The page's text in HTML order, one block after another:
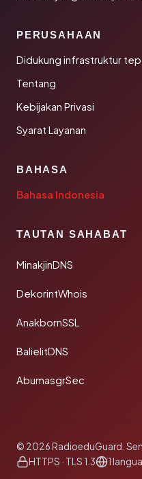
PERUSAHAAN
Didukung infrastruktur
Tentang
Kebijakan Privasi
Syarat Layanan
BAHASA
Bahasa Indonesia
TAUTAN SAHABAT
MinakjinDNS
DekorintWhois
AnakbornSSL
BalielitDNS
AbumasgrSec
© 2026 RadioeduGuard.
HTTPS · TLS 1.3
1